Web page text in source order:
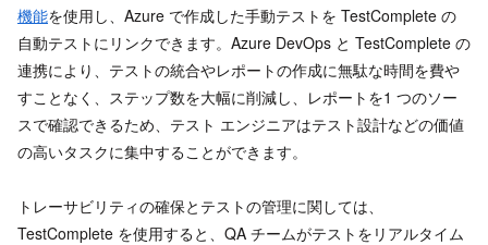
機能を使用し、Azure で作成した手動テストを TestComplete の
自動テストにリンクできます。Azure DevOps と TestComplete の
連携により、テストの統合やレポートの作成に無駄な時間を費や
すことなく、ステップ数を大幅に削減し、レポートを1 つのソー
スで確認できるため、テスト エンジニアはテスト設計などの価値
の高いタスクに集中することができます。
トレーサビリティの確保とテストの管理に関しては、
TestComplete を使用すると、QA チームがテストをリアルタイム